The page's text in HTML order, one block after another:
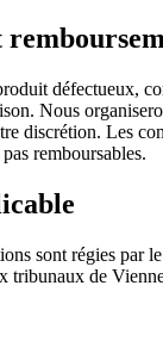
défectueux,
Nous
discrétion. Les
remboursables.
sont régies par
tribunaux de